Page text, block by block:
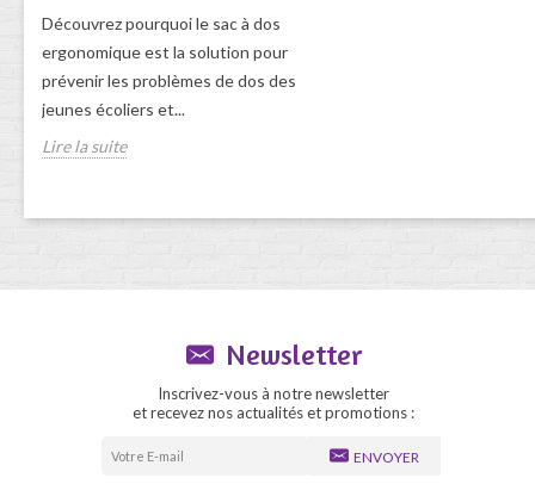
Découvrez pourquoi le sac à dos
ergonomique est la solution pour
prévenir les problèmes de dos des
jeunes écoliers et...
Lire la suite
Newsletter
Inscrivez-vous à notre newsletter
et recevez nos actualités et promotions :
ENVOYER